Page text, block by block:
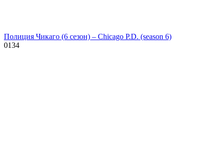
Полиция Чикаго (6 сезон) – Chicago P.D. (season 6)
0134